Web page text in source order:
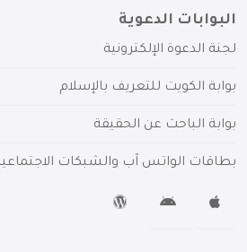
البوابات الدعوية
لجنة الدعوة الإلكترونية
بوابة الكويت للتعريف بالإسلام
بوابة الباحث عن الحقيقة
بطاقات الواتس آب والشبكات